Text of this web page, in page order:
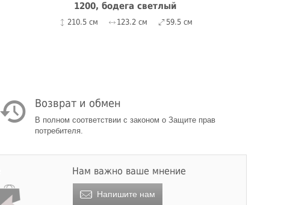
1200, бодега светлый
210.5 см 123.2 см 59.5 см
Возврат и обмен
В полном соответствии с законом о Защите прав
потребителя.
Нам важно ваше мнение
Напишите нам